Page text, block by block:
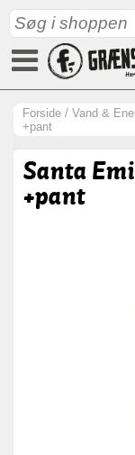
Forside / Vand &
+pant
Santa
+pant